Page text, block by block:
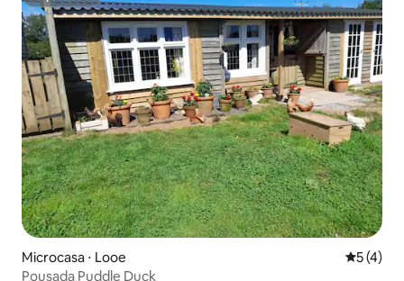
Microcasa ⋅ Looe 5 de
5 (4)
Pousada Puddle Duck